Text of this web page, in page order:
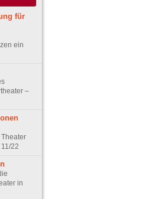
für
ein
–
22
in